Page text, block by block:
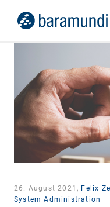
26. August 2021, Felix
System Administration